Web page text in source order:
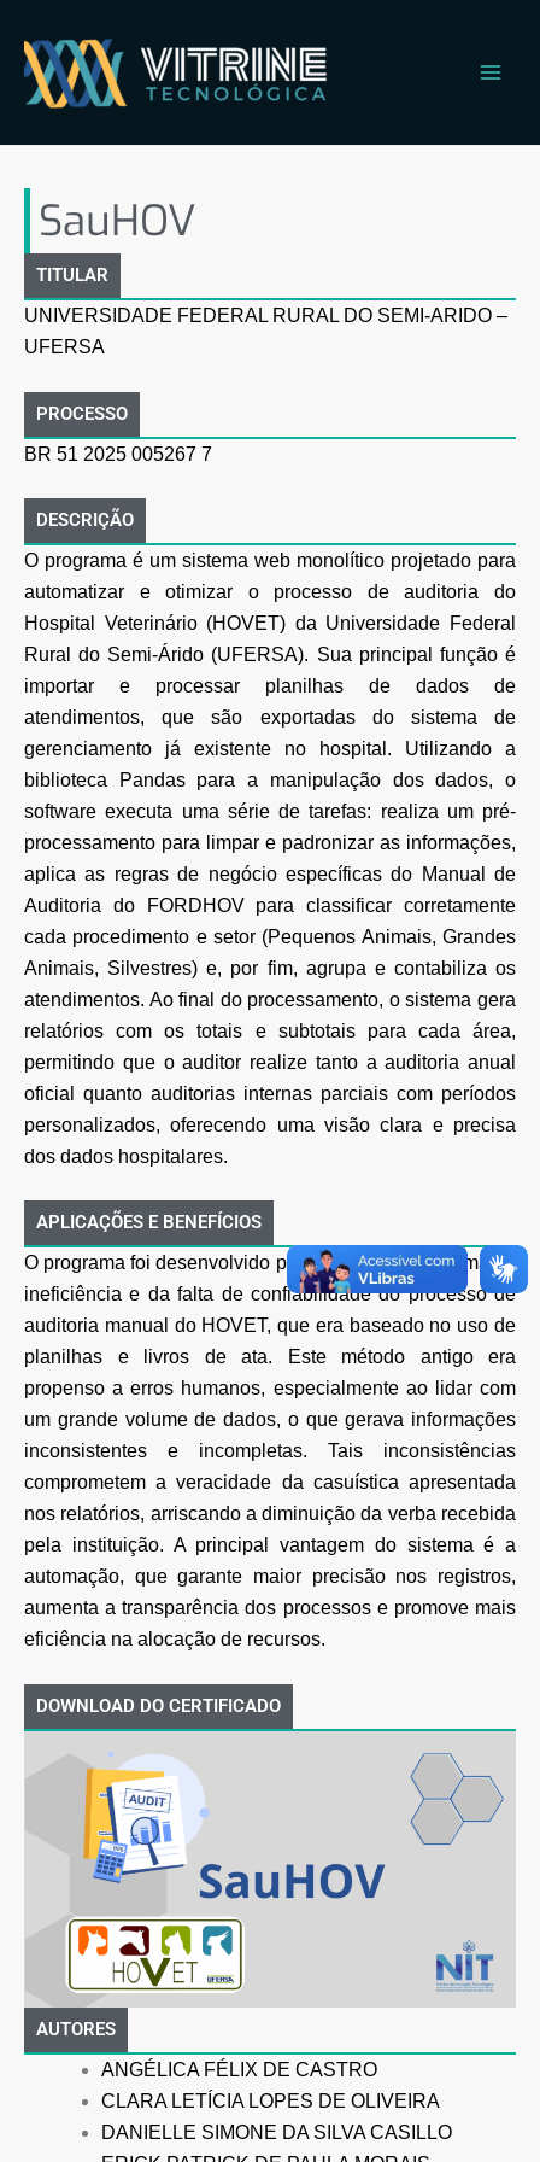
para
conteúdo
SauHOV
TITULAR
UNIVERSIDADE FEDERAL RURAL DO SEMI-ARIDO –
UFERSA
PROCESSO
BR 51 2025 005267 7
DESCRIÇÃO
O programa é um sistema web monolítico projetado para
automatizar e otimizar o processo de auditoria do
Hospital Veterinário (HOVET) da Universidade Federal
Rural do Semi-Árido (UFERSA). Sua principal função é
importar e processar planilhas de dados de
atendimentos, que são exportadas do sistema de
gerenciamento já existente no hospital. Utilizando a
biblioteca Pandas para a manipulação dos dados, o
software executa uma série de tarefas: realiza um pré-
processamento para limpar e padronizar as informações,
aplica as regras de negócio específicas do Manual de
Auditoria do FORDHOV para classificar corretamente
cada procedimento e setor (Pequenos Animais, Grandes
Animais, Silvestres) e, por fim, agrupa e contabiliza os
atendimentos. Ao final do processamento, o sistema gera
relatórios com os totais e subtotais para cada área,
permitindo que o auditor realize tanto a auditoria anual
oficial quanto auditorias internas parciais com períodos
personalizados, oferecendo uma visão clara e precisa
dos dados hospitalares.
APLICAÇÕES E BENEFÍCIOS
O programa foi desenvolvido para resolver o problema da
ineficiência e da falta de confiabilidade do processo de
auditoria manual do HOVET, que era baseado no uso de
planilhas e livros de ata. Este método antigo era
propenso a erros humanos, especialmente ao lidar com
um grande volume de dados, o que gerava informações
inconsistentes e incompletas. Tais inconsistências
comprometem a veracidade da casuística apresentada
nos relatórios, arriscando a diminuição da verba recebida
pela instituição. A principal vantagem do sistema é a
automação, que garante maior precisão nos registros,
aumenta a transparência dos processos e promove mais
eficiência na alocação de recursos.
DOWNLOAD DO CERTIFICADO
AUTORES
ANGÉLICA FÉLIX DE CASTRO
CLARA LETÍCIA LOPES DE OLIVEIRA
DANIELLE SIMONE DA SILVA CASILLO